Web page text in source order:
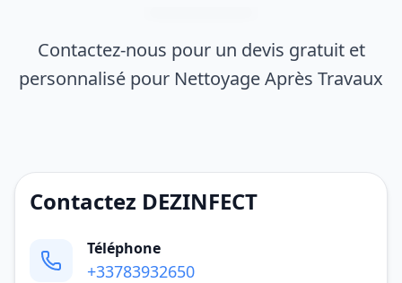
Contactez-nous pour un devis gratuit et
personnalisé pour Nettoyage Après Travaux
Contactez DEZINFECT
Téléphone
+33783932650